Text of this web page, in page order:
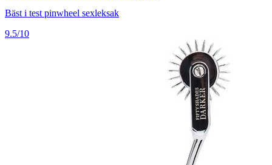
Bäst i test pinwheel sexleksak
9.5/10